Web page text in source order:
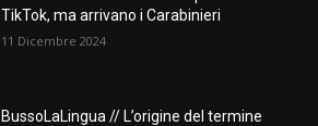
TikTok, ma arrivano i Carabinieri
11 Dicembre 2024
BussoLaLingua // L’origine del termine